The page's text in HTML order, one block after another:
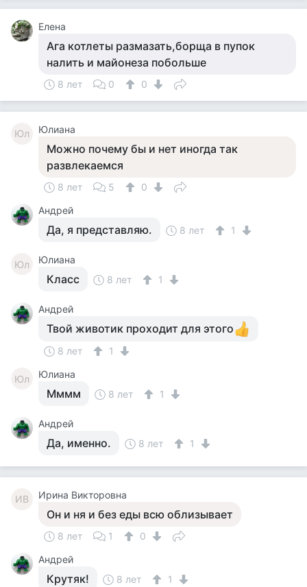
Елена
Ага котлеты размазать,борща в пупок
налить и майонеза побольше
8 лет 0 0
Юл Юлиана
Можно почему бы и нет иногда так
развлекаемся
8 лет 5
0
Андрей
Да, я представляю. 8 лет 1
Юл Юлиана
Класс 8 лет 1
Андрей
Твой животик проходит для этого
8 лет 1
Юл Юлиана
Мммм 8 лет 1
Андрей
Да, именно. 8 лет 1
ИВ Ирина Викторовна
Он и ня и без еды всю облизывает
8 лет 1
0
Андрей
Крутяк! 8 лет 1